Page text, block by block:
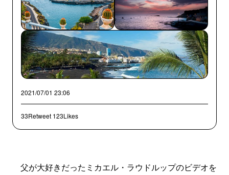
2021/07/01 23:06
33Retweet 123Likes
父が大好きだったミカエル・ラウドルップのビデオを